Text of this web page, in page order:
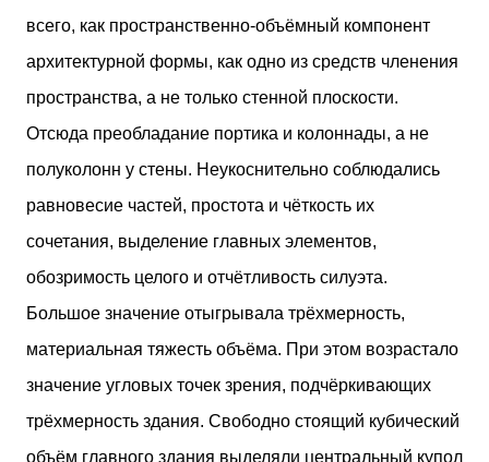
всего, как пространственно-объёмный компонент
архитектурной формы, как одно из средств членения
пространства, а не только стенной плоскости.
Отсюда преобладание портика и колоннады, а не
полуколонн у стены. Неукоснительно соблюдались
равновесие частей, простота и чёткость их
сочетания, выделение главных элементов,
обозримость целого и отчётливость силуэта.
Большое значение отыгрывала трёхмерность,
материальная тяжесть объёма. При этом возрастало
значение угловых точек зрения, подчёркивающих
трёхмерность здания. Свободно стоящий кубический
объём главного здания выделяли центральный купол